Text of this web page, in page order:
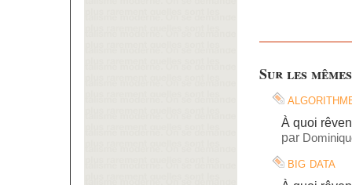
Sur les
À quoi
par
big data